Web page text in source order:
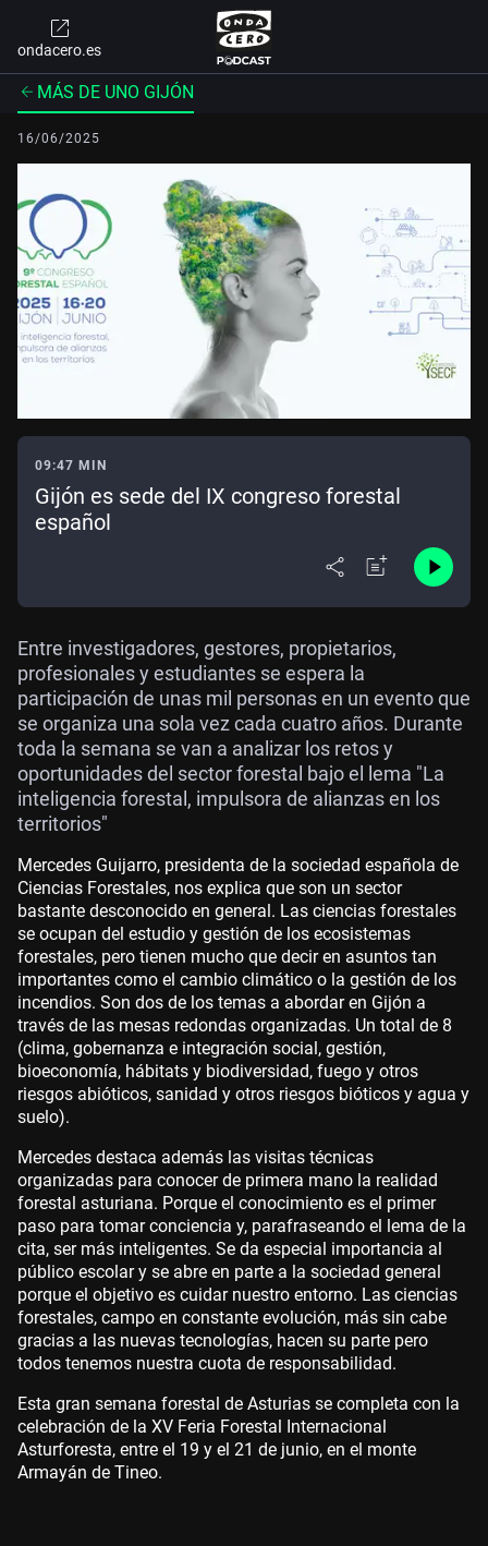
ondacero.es
MÁS DE UNO GIJÓN
16/06/2025
09:47 MIN
Gijón es sede del IX congreso forestal
español
Entre investigadores, gestores, propietarios,
profesionales y estudiantes se espera la
participación de unas mil personas en un evento que
se organiza una sola vez cada cuatro años. Durante
toda la semana se van a analizar los retos y
oportunidades del sector forestal bajo el lema "La
inteligencia forestal, impulsora de alianzas en los
territorios"
Mercedes Guijarro, presidenta de la sociedad española de
Ciencias Forestales, nos explica que son un sector
bastante desconocido en general. Las ciencias forestales
se ocupan del estudio y gestión de los ecosistemas
forestales, pero tienen mucho que decir en asuntos tan
importantes como el cambio climático o la gestión de los
incendios. Son dos de los temas a abordar en Gijón a
través de las mesas redondas organizadas. Un total de 8
(clima, gobernanza e integración social, gestión,
bioeconomía, hábitats y biodiversidad, fuego y otros
riesgos abióticos, sanidad y otros riesgos bióticos y agua y
suelo).
Mercedes destaca además las visitas técnicas
organizadas para conocer de primera mano la realidad
forestal asturiana. Porque el conocimiento es el primer
paso para tomar conciencia y, parafraseando el lema de la
cita, ser más inteligentes. Se da especial importancia al
público escolar y se abre en parte a la sociedad general
porque el objetivo es cuidar nuestro entorno. Las ciencias
forestales, campo en constante evolución, más sin cabe
gracias a las nuevas tecnologías, hacen su parte pero
todos tenemos nuestra cuota de responsabilidad.
Esta gran semana forestal de Asturias se completa con la
celebración de la XV Feria Forestal Internacional
Asturforesta, entre el 19 y el 21 de junio, en el monte
Armayán de Tineo.